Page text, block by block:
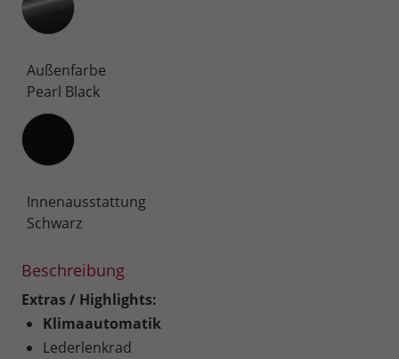
Außenfarbe
Pearl Black
Innenausstattung
Innenausstattung
Schwarz
Beschreibung
Extras / Highlights:
Klimaautomatik
Lederlenkrad